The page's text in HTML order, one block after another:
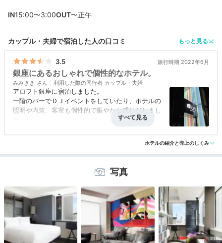
銀座の街を一望。開放感たっぷりのルーフトップバー
朝食からディナーまで使える、遊び心のあるオールデイ
ダイニング
IN15:00〜3:00OUT〜正午
カップル・夫婦で宿泊した人の口コミ もっと見る
3.5 旅行時期 2022年6月
銀座にあるおしゃれで個性的なホテル。
みみきき 利用した際の同行者 カップル・夫婦
アロフト銀座に宿泊しました。
一階のバーでＤＪイベントをしていたり、ホテルの
照明や内装、客室も個性的で賑やかな感じがしまし
た。
たが、思いのほか狭く満席だったので行ってぐるり
と見ただけで退散。
朝食のレストランはおしゃれな雰囲気。
レストランスタッフはお店の雰囲気に合わせてカジ
ュアルな感じの接客でした。
料理はブッフェスタイルで、おいしかったです。
全般的におしゃれで個性的ですが、ゆっくり落ち着
いた雰囲気ではないので好みが分かれると思いまし
アクセス 4.0 コスパ 評価なし 客室 4.0 接客対応 4.0 風呂 3.0
ホテルの紹介と売上のしくみ
写真